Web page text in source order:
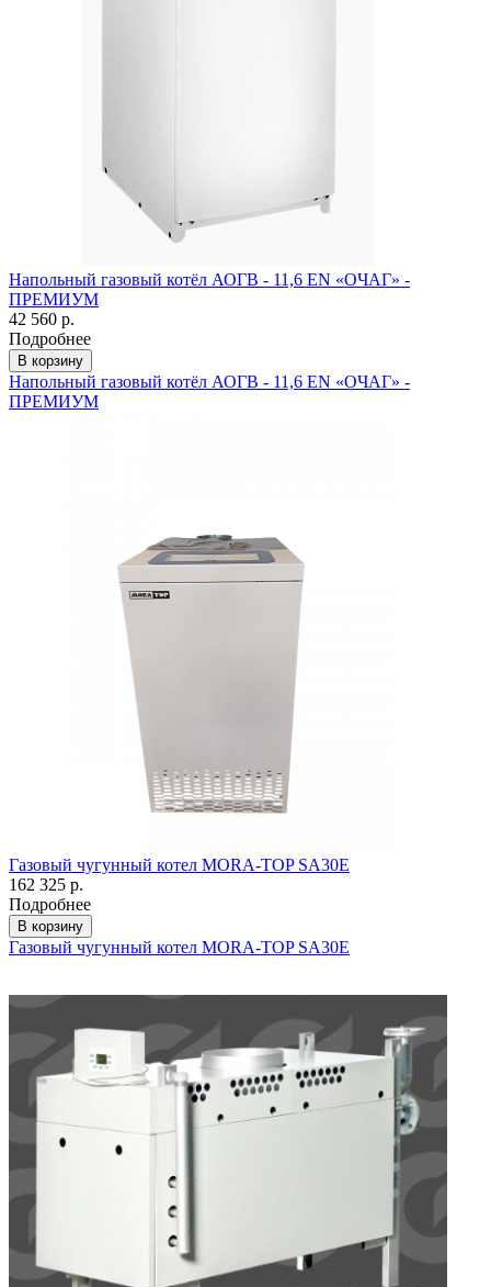
Напольный газовый котёл АОГВ - 11,6 ЕN «ОЧАГ» -
ПРЕМИУМ
42 560 р.
Подробнее
В корзину
Напольный газовый котёл АОГВ - 11,6 ЕN «ОЧАГ» -
ПРЕМИУМ
Газовый чугунный котел MORA-TOP SA30E
162 325 р.
Подробнее
В корзину
Газовый чугунный котел MORA-TOP SA30E